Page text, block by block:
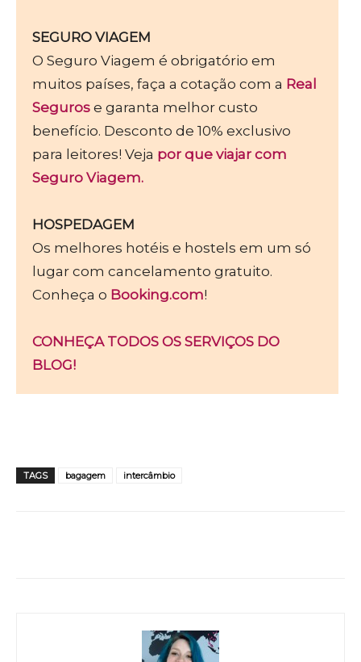
SEGURO VIAGEM
O Seguro Viagem é obrigatório em
muitos países, faça a cotação com a Real
Seguros e garanta melhor custo
benefício. Desconto de 10% exclusivo
para leitores! Veja por que viajar com
Seguro Viagem.
HOSPEDAGEM
Os melhores hotéis e hostels em um só
lugar com cancelamento gratuito.
Conheça o Booking.com!
CONHEÇA TODOS OS SERVIÇOS DO
BLOG!
TAGS bagagem intercâmbio